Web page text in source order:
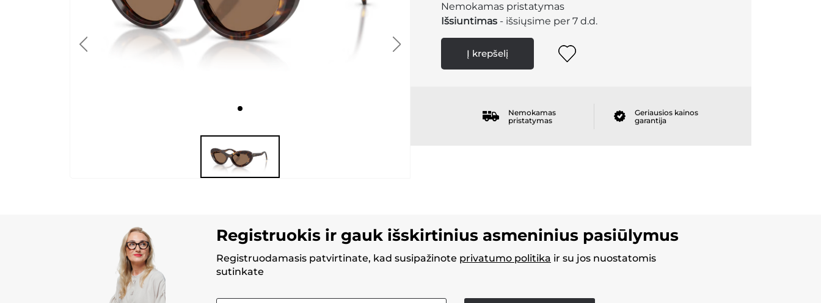
Nemokamas pristatymas
Išsiuntimas - išsiųsime per 7 d.d.
Į krepšelį
Nemokamas
pristatymas
Geriausios kainos
garantija
Registruokis ir gauk išskirtinius asmeninius pasiūlymus
Registruodamasis patvirtinate, kad susipažinote privatumo politika ir su jos nuostatomis
sutinkate